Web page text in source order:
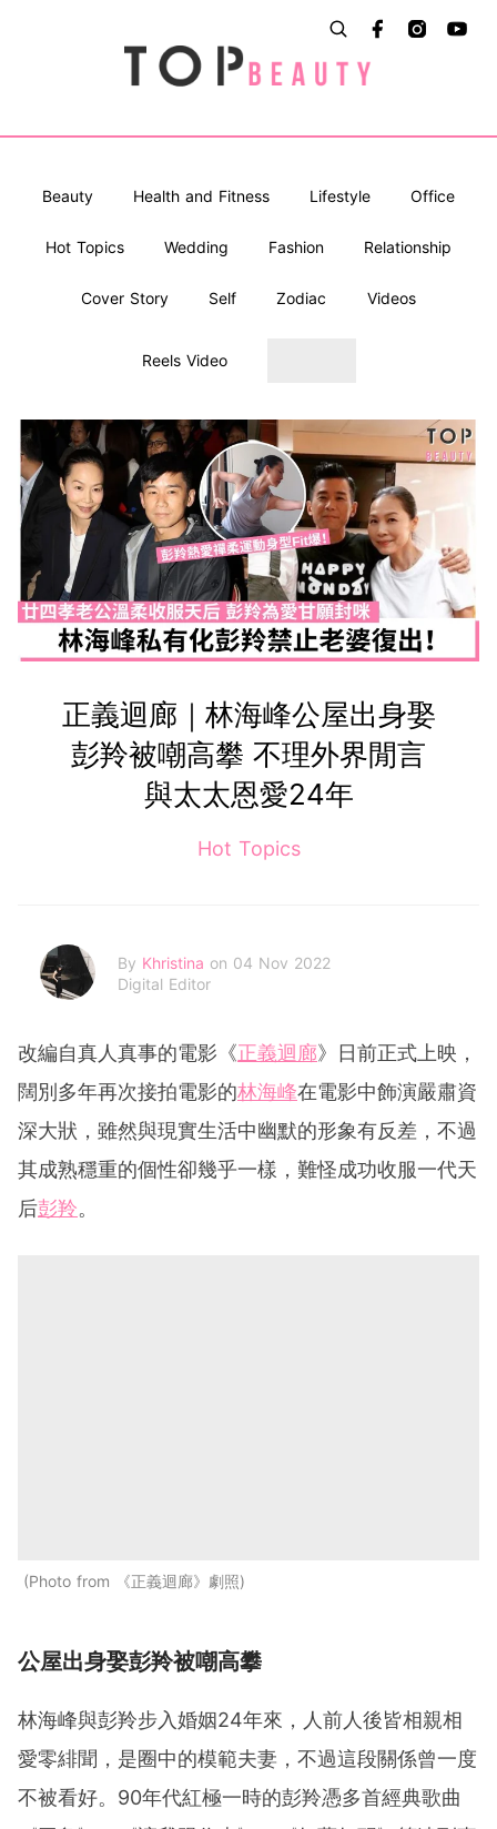
Beauty Health and Fitness Lifestyle Office
Hot Topics Wedding Fashion Relationship
Cover Story Self Zodiac Videos
Reels Video
正義迴廊｜林海峰公屋出身娶
彭羚被嘲高攀 不理外界閒言
與太太恩愛24年
Hot Topics
By Khristina on 04 Nov 2022
Digital Editor
改編自真人真事的電影《正義迴廊》日前正式上映，
闊別多年再次接拍電影的林海峰在電影中飾演嚴肅資
深大狀，雖然與現實生活中幽默的形象有反差，不過
其成熟穩重的個性卻幾乎一樣，難怪成功收服一代天
后彭羚。
Photo from 《正義迴廊》劇照
公屋出身娶彭羚被嘲高攀
林海峰與彭羚步入婚姻24年來，人前人後皆相親相
愛零緋聞，是圈中的模範夫妻，不過這段關係曾一度
不被看好。90年代紅極一時的彭羚憑多首經典歌曲